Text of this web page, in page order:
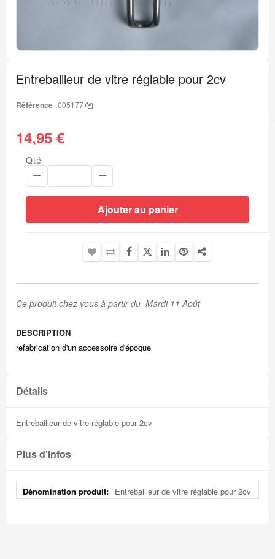
début
de
Galerie
Entrebailleur de vitre réglable pour 2cv
Référence 005177
14,95 €
Qté
Ajouter au panier
Ce produit chez vous à partir du Mardi 11 Août
DESCRIPTION
refabrication d'un accessoire d'époque
Détails
Entrebailleur de vitre réglable pour 2cv
Plus d'infos
Plus
d'infos
Entrebailleur de vitre réglable pour 2cv